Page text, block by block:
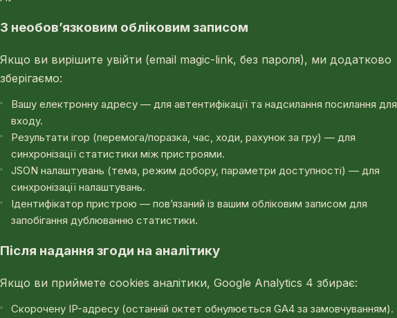
З необов’язковим обліковим записом
Якщо ви вирішите увійти (email magic-link, без пароля), ми додатково
зберігаємо:
Вашу електронну адресу — для автентифікації та надсилання посилання для
входу.
Результати ігор (перемога/поразка, час, ходи, рахунок за гру) — для
синхронізації статистики між пристроями.
JSON налаштувань (тема, режим добору, параметри доступності) — для
синхронізації налаштувань.
Ідентифікатор пристрою — пов’язаний із вашим обліковим записом для
запобігання дублюванню статистики.
Після надання згоди на аналітику
Якщо ви приймете cookies аналітики, Google Analytics 4 збирає:
Скорочену IP-адресу (останній октет обнулюється GA4 за замовчуванням).